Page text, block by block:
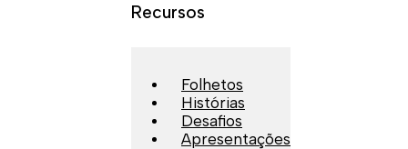
Recursos
Folhetos
Histórias
Desafios
Apresentações